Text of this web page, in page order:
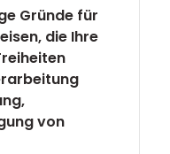
Gründe für
die Ihre
von